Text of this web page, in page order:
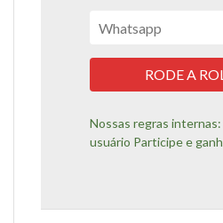
RODE A
Nossas regras internas:
usuário Participe e